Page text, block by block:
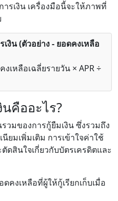
รเงิน เครื่องมือนี้จะให้ภาพที่
งิน (ตัวอย่าง - ยอดคงเหลือ
เหลือเฉลี่ยรายวัน × APR ÷
คืออะไร?
วมของการกู้ยืมเงิน ซึ่งรวมถึง
ยมเพิ่มเติม การเข้าใจค่าใช้
ดสินใจเกี่ยวกับบัตรเครดิตและ
ดคงเหลือที่ผู้ให้กู้เรียกเก็บเมื่อ